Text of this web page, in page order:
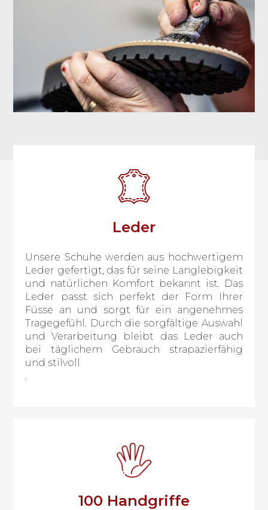
Leder
Unsere Schuhe werden aus hochwertigem
Leder gefertigt, das für seine Langlebigkeit
und natürlichen Komfort bekannt ist. Das
Leder passt sich perfekt der Form Ihrer
Füsse an und sorgt für ein angenehmes
Tragegefühl. Durch die sorgfältige Auswahl
und Verarbeitung bleibt das Leder auch
bei täglichem Gebrauch strapazierfähig
und stilvoll
100 Handgriffe